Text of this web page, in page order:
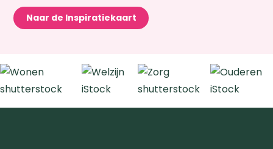
Naar de Inspiratiekaart